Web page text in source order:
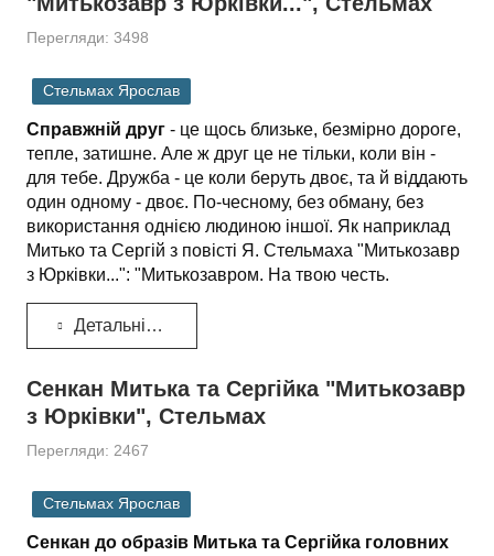
Перегляди: 3498
Стельмах Ярослав
Справжній друг - це щось близьке, безмірно дороге,
тепле, затишне. Але ж друг це не тільки, коли він -
для тебе. Дружба - це коли беруть двоє, та й віддають
один одному - двоє. По-чесному, без обману, без
використання однією людиною іншої. Як наприклад
Митько та Сергій з повісті Я. Стельмаха "Митькозавр
з Юрківки...": "Митькозавром. На твою честь.
Детальніше...
Сенкан Митька та Сергійка "Митькозавр
з Юрківки", Стельмах
Перегляди: 2467
Стельмах Ярослав
Сенкан до образів Митька та Сергійка головних